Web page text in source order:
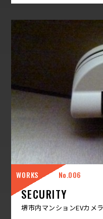
WORKS 006
SECURITY
堺市内マンションEVカメ